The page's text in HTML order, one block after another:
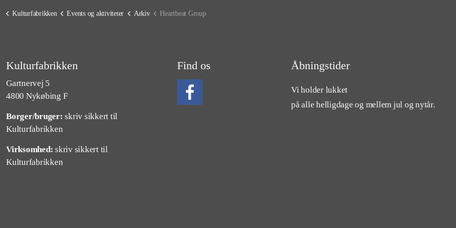
Kulturfabrikken Events og aktiviteter Arkiv Heartbeat Group
Kulturfabrikken
Gartnervej 5
4800 Nykøbing F
Borger/bruger: skriv sikkert til
Kulturfabrikken
Virksomhed: skriv sikkert til
Kulturfabrikken
Find os Åbningstider
Vi holder lukket
på alle helligdage og mellem jul og nytår.